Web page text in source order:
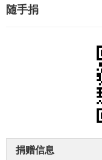
随手捐
捐赠信息